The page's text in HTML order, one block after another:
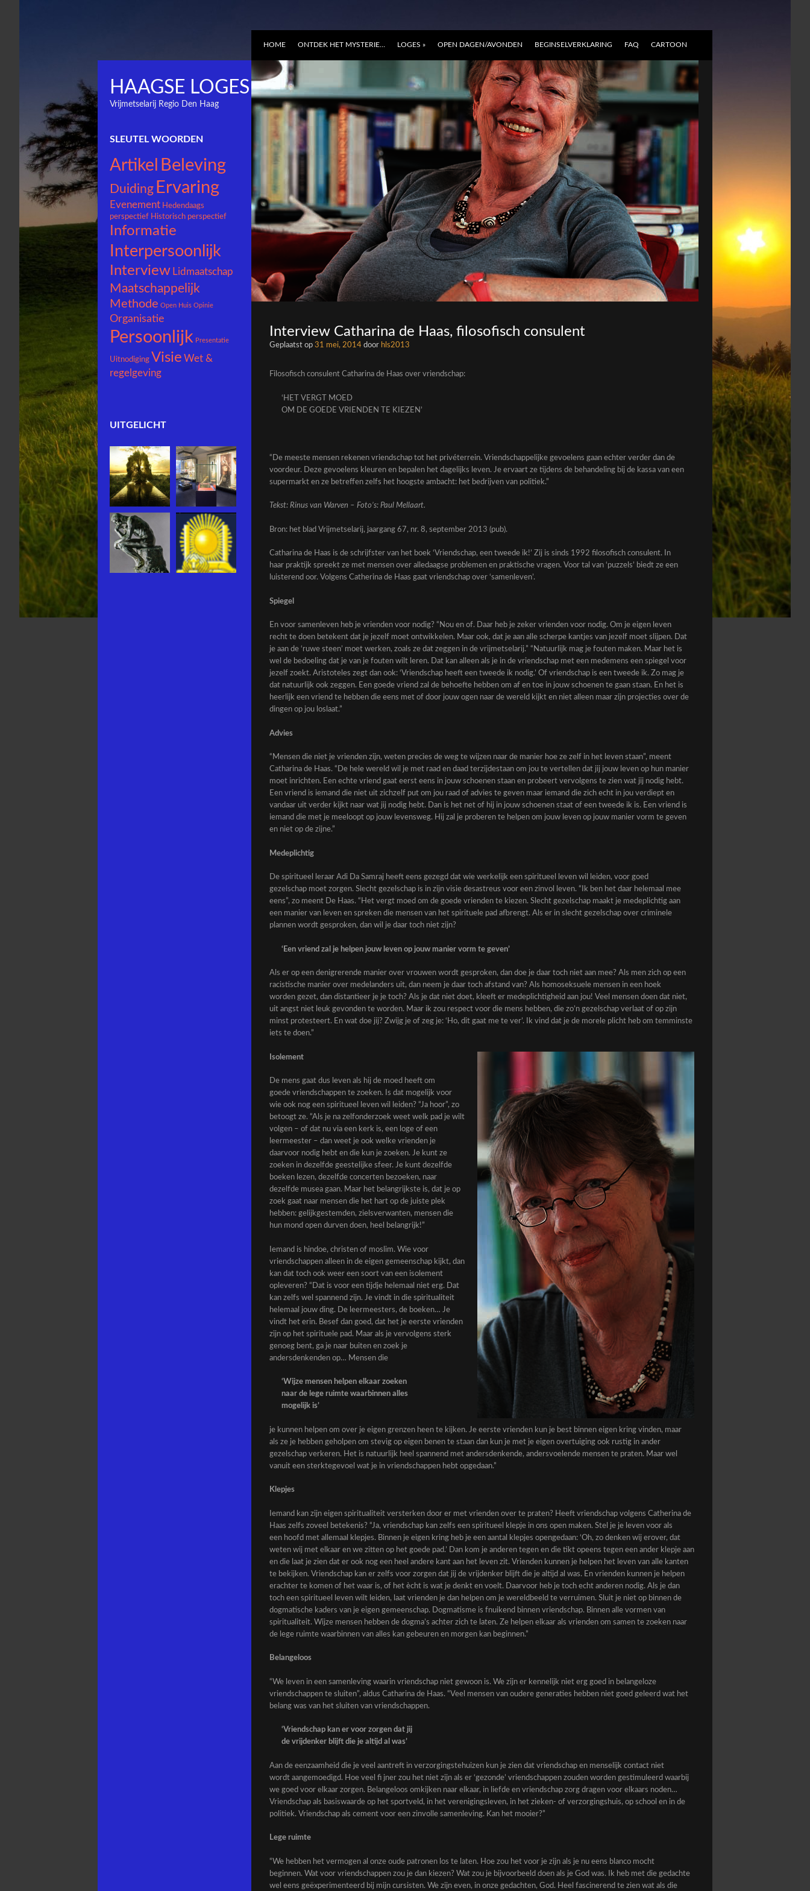
HOME ONTDEK HET MYSTERIE… LOGES » OPEN DAGEN/AVONDEN BEGINSELVERKLARING FAQ CARTOON
HAAGSE LOGES
Vrijmetselarij Regio Den Haag
SLEUTEL WOORDEN
Artikel Beleving
Duiding Ervaring
Evenement Hedendaags
perspectief Historisch perspectief
Informatie
Interpersoonlijk
Interview Lidmaatschap
Maatschappelijk
Methode Open Huis Opinie
Organisatie
Persoonlijk Presentatie
Uitnodiging Visie Wet &
regelgeving
UITGELICHT
Interview Catharina de Haas, filosofisch consulent
Geplaatst op 31 mei, 2014 door hls2013
Filosofisch consulent Catharina de Haas over vriendschap:
‘HET VERGT MOED
OM DE GOEDE VRIENDEN TE KIEZEN’
“De meeste mensen rekenen vriendschap tot het privéterrein. Vriendschappelijke gevoelens gaan echter verder dan de
voordeur. Deze gevoelens kleuren en bepalen het dagelijks leven. Je ervaart ze tijdens de behandeling bij de kassa van een
supermarkt en ze betreffen zelfs het hoogste ambacht: het bedrijven van politiek.”
Tekst: Rinus van Warven – Foto’s: Paul Mellaart.
Bron: het blad Vrijmetselarij, jaargang 67, nr. 8, september 2013 (pub).
Catharina de Haas is de schrijfster van het boek ‘Vriendschap, een tweede ik!’ Zij is sinds 1992 filosofisch consulent. In
haar praktijk spreekt ze met mensen over alledaagse problemen en praktische vragen. Voor tal van ‘puzzels’ biedt ze een
luisterend oor. Volgens Catherina de Haas gaat vriendschap over ‘samenleven’.
Spiegel
En voor samenleven heb je vrienden voor nodig? “Nou en of. Daar heb je zeker vrienden voor nodig. Om je eigen leven
recht te doen betekent dat je jezelf moet ontwikkelen. Maar ook, dat je aan alle scherpe kantjes van jezelf moet slijpen. Dat
je aan de ‘ruwe steen’ moet werken, zoals ze dat zeggen in de vrijmetselarij.” “Natuurlijk mag je fouten maken. Maar het is
wel de bedoeling dat je van je fouten wilt leren. Dat kan alleen als je in de vriendschap met een medemens een spiegel voor
jezelf zoekt. Aristoteles zegt dan ook: ‘Vriendschap heeft een tweede ik nodig.’ Of vriendschap is een tweede ik. Zo mag je
dat natuurlijk ook zeggen. Een goede vriend zal de behoefte hebben om af en toe in jouw schoenen te gaan staan. En het is
heerlijk een vriend te hebben die eens met of door jouw ogen naar de wereld kijkt en niet alleen maar zijn projecties over de
dingen op jou loslaat.”
Advies
“Mensen die niet je vrienden zijn, weten precies de weg te wijzen naar de manier hoe ze zelf in het leven staan”, meent
Catharina de Haas. “De hele wereld wil je met raad en daad terzijdestaan om jou te vertellen dat jij jouw leven op hun manier
moet inrichten. Een echte vriend gaat eerst eens in jouw schoenen staan en probeert vervolgens te zien wat jij nodig hebt.
Een vriend is iemand die niet uit zichzelf put om jou raad of advies te geven maar iemand die zich echt in jou verdiept en
vandaar uit verder kijkt naar wat jij nodig hebt. Dan is het net of hij in jouw schoenen staat of een tweede ik is. Een vriend is
iemand die met je meeloopt op jouw levensweg. Hij zal je proberen te helpen om jouw leven op jouw manier vorm te geven
en niet op de zijne.”
Medeplichtig
De spiritueel leraar Adi Da Samraj heeft eens gezegd dat wie werkelijk een spiritueel leven wil leiden, voor goed
gezelschap moet zorgen. Slecht gezelschap is in zijn visie desastreus voor een zinvol leven. “Ik ben het daar helemaal mee
eens”, zo meent De Haas. “Het vergt moed om de goede vrienden te kiezen. Slecht gezelschap maakt je medeplichtig aan
een manier van leven en spreken die mensen van het spirituele pad afbrengt. Als er in slecht gezelschap over criminele
plannen wordt gesproken, dan wil je daar toch niet zijn?
‘Een vriend zal je helpen jouw leven op jouw manier vorm te geven’
Als er op een denigrerende manier over vrouwen wordt gesproken, dan doe je daar toch niet aan mee? Als men zich op een
racistische manier over medelanders uit, dan neem je daar toch afstand van? Als homoseksuele mensen in een hoek
worden gezet, dan distantieer je je toch? Als je dat niet doet, kleeft er medeplichtigheid aan jou! Veel mensen doen dat niet,
uit angst niet leuk gevonden te worden. Maar ik zou respect voor die mens hebben, die zo’n gezelschap verlaat of op zijn
minst protesteert. En wat doe jij? Zwijg je of zeg je: ‘Ho, dit gaat me te ver’. Ik vind dat je de morele plicht heb om temminste
iets te doen.”
Isolement
De mens gaat dus leven als hij de moed heeft om
goede vriendschappen te zoeken. Is dat mogelijk voor
wie ook nog een spiritueel leven wil leiden? “Ja hoor”, zo
betoogt ze. “Als je na zelfonderzoek weet welk pad je wilt
volgen – of dat nu via een kerk is, een loge of een
leermeester – dan weet je ook welke vrienden je
daarvoor nodig hebt en die kun je zoeken. Je kunt ze
zoeken in dezelfde geestelijke sfeer. Je kunt dezelfde
boeken lezen, dezelfde concerten bezoeken, naar
dezelfde musea gaan. Maar het belangrijkste is, dat je op
zoek gaat naar mensen die het hart op de juiste plek
hebben: gelijkgestemden, zielsverwanten, mensen die
hun mond open durven doen, heel belangrijk!”
Iemand is hindoe, christen of moslim. Wie voor
vriendschappen alleen in de eigen gemeenschap kijkt, dan
kan dat toch ook weer een soort van een isolement
opleveren? “Dat is voor een tijdje helemaal niet erg. Dat
kan zelfs wel spannend zijn. Je vindt in die spiritualiteit
helemaal jouw ding. De leermeesters, de boeken… Je
vindt het erin. Besef dan goed, dat het je eerste vrienden
zijn op het spirituele pad. Maar als je vervolgens sterk
genoeg bent, ga je naar buiten en zoek je
andersdenkenden op… Mensen die
‘Wijze mensen helpen elkaar zoeken
naar de lege ruimte waarbinnen alles
mogelijk is’
je kunnen helpen om over je eigen grenzen heen te kijken. Je eerste vrienden kun je best binnen eigen kring vinden, maar
als ze je hebben geholpen om stevig op eigen benen te staan dan kun je met je eigen overtuiging ook rustig in ander
gezelschap verkeren. Het is natuurlijk heel spannend met andersdenkende, andersvoelende mensen te praten. Maar wel
vanuit een sterktegevoel wat je in vriendschappen hebt opgedaan.”
Klepjes
Iemand kan zijn eigen spiritualiteit versterken door er met vrienden over te praten? Heeft vriendschap volgens Catherina de
Haas zelfs zoveel betekenis? “Ja, vriendschap kan zelfs een spiritueel klepje in ons open maken. Stel je je leven voor als
een hoofd met allemaal klepjes. Binnen je eigen kring heb je een aantal klepjes opengedaan: ‘Oh, zo denken wij erover, dat
weten wij met elkaar en we zitten op het goede pad.’ Dan kom je anderen tegen en die tikt opeens tegen een ander klepje aan
en die laat je zien dat er ook nog een heel andere kant aan het leven zit. Vrienden kunnen je helpen het leven van alle kanten
te bekijken. Vriendschap kan er zelfs voor zorgen dat jij de vrijdenker blijft die je altijd al was. En vrienden kunnen je helpen
erachter te komen of het waar is, of het ècht is wat je denkt en voelt. Daarvoor heb je toch echt anderen nodig. Als je dan
toch een spiritueel leven wilt leiden, laat vrienden je dan helpen om je wereldbeeld te verruimen. Sluit je niet op binnen de
dogmatische kaders van je eigen gemeenschap. Dogmatisme is fnuikend binnen vriendschap. Binnen alle vormen van
spiritualiteit. Wijze mensen hebben de dogma’s achter zich te laten. Ze helpen elkaar als vrienden om samen te zoeken naar
de lege ruimte waarbinnen van alles kan gebeuren en morgen kan beginnen.”
Belangeloos
“We leven in een samenleving waarin vriendschap niet gewoon is. We zijn er kennelijk niet erg goed in belangeloze
vriendschappen te sluiten”, aldus Catharina de Haas. “Veel mensen van oudere generaties hebben niet goed geleerd wat het
belang was van het sluiten van vriendschappen.
‘Vriendschap kan er voor zorgen dat jij
de vrijdenker blijft die je altijd al was’
Aan de eenzaamheid die je veel aantreft in verzorgingstehuizen kun je zien dat vriendschap en menselijk contact niet
wordt aangemoedigd. Hoe veel fi jner zou het niet zijn als er ‘gezonde’ vriendschappen zouden worden gestimuleerd waarbij
we goed voor elkaar zorgen. Belangeloos omkijken naar elkaar, in liefde en vriendschap zorg dragen voor elkaars noden…
Vriendschap als basiswaarde op het sportveld, in het verenigingsleven, in het zieken- of verzorgingshuis, op school en in de
politiek. Vriendschap als cement voor een zinvolle samenleving. Kan het mooier?”
Lege ruimte
“We hebben het vermogen al onze oude patronen los te laten. Hoe zou het voor je zijn als je nu eens blanco mocht
beginnen. Wat voor vriendschappen zou je dan kiezen? Wat zou je bijvoorbeeld doen als je God was. Ik heb met die gedachte
wel eens geëxperimenteerd bij mijn cursisten. We zijn even, in onze gedachten, God. Heel fascinerend te zien wat als die